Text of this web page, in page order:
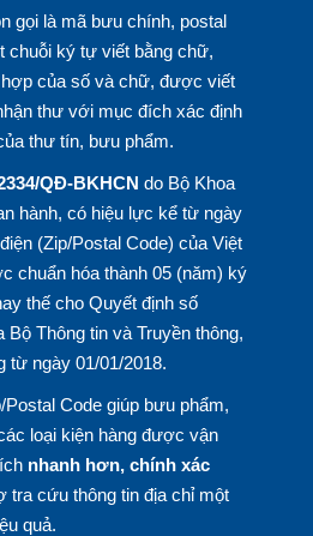
gọi là mã bưu chính, postal
chuỗi ký tự viết bằng chữ,
của số và chữ, được viết
thư với mục đích xác định
thư tín, bưu phẩm.
QĐ-BKHCN do Bộ Khoa
hành, có hiệu lực kể từ ngày
(Zip/Postal Code) của Việt
chuẩn hóa thành 05 (năm) ký
thế cho Quyết định số
Bộ Thông tin và Truyền thông,
từ ngày 01/01/2018.
Code giúp bưu phẩm,
loại kiện hàng được vận
nhanh hơn, chính xác
tra cứu thông tin địa chỉ một
quả.